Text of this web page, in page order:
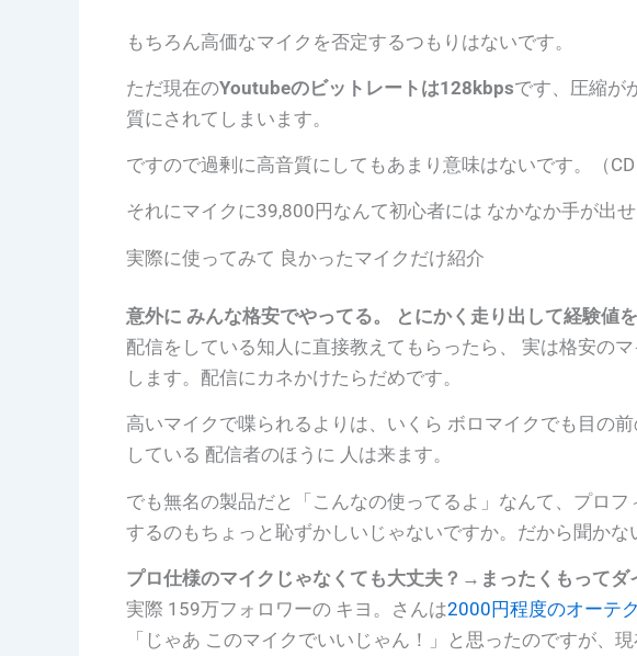
もちろん高価なマイクを否定するつもりはないです。
ただ現在のYoutubeのビットレートは128kbpsです、圧縮が
質にされてしまいます。
ですので過剰に高音質にしてもあまり意味はないです。（
それにマイクに39,800円なんて初心者には なかなか手が出せ
実際に使ってみて 良かったマイクだけ紹介
意外に みんな格安でやってる。 とにかく走り出して経験値を
配信をしている知人に直接教えてもらったら、 実は格安の
します。配信にカネかけたらだめです。
高いマイクで喋られるよりは、いくら ボロマイクでも目の
している 配信者のほうに 人は来ます。
でも無名の製品だと
「こんなの使ってるよ」なんて、プロ
するのもちょっと恥ずかしいじゃないですか。だから聞かな
プロ仕様のマイクじゃなくても大丈夫？→まったくもってダ
実際 159万フォロワーの キヨ。さんは2000円程度のオーテ
「じゃあ このマイクでいいじゃん！」と思ったのですが、